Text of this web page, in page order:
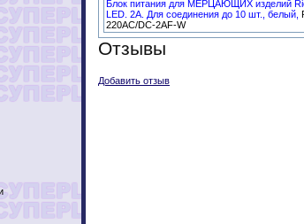
Блок питания для МЕРЦАЮЩИХ изделий
LED. 2А. Для соединения до 10 шт., белый,
220AC/DC-2AF-W
Отзывы
Добавить отзыв